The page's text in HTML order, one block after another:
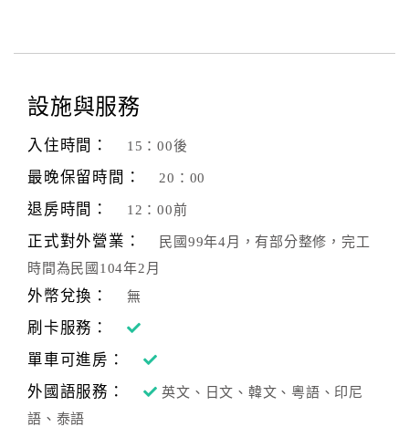
設施與服務
入住時間： 15：00後
最晚保留時間： 20：00
退房時間： 12：00前
正式對外營業：
民國99年4月，有部分整修，完工
時間為民國104年2月
外幣兌換： 無
刷卡服務：
單車可進房：
外國語服務：
英文、日文、韓文、粵語、印尼
語、泰語